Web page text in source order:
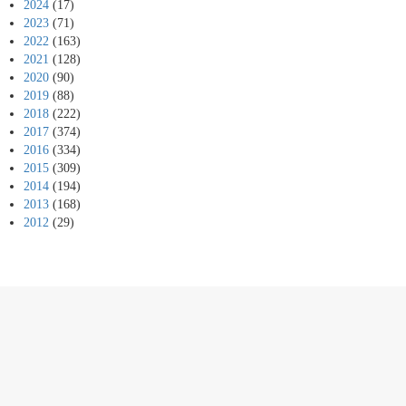
2024 (17)
2023 (71)
2022 (163)
2021 (128)
2020 (90)
2019 (88)
2018 (222)
2017 (374)
2016 (334)
2015 (309)
2014 (194)
2013 (168)
2012 (29)